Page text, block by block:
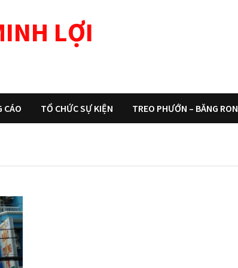
LỢI
CÁO TỔ CHỨC SỰ KIỆN TREO PHƯỚN – BĂNG RON